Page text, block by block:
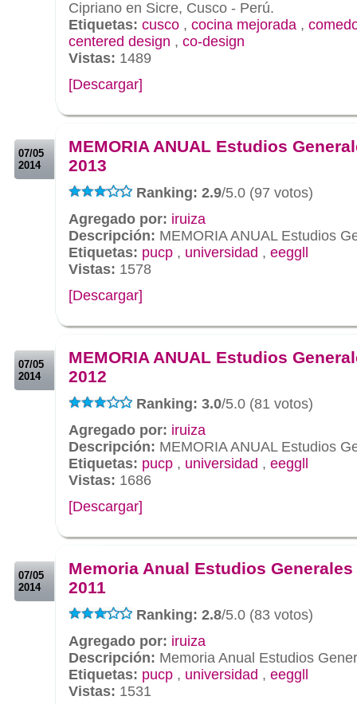
Cipriano en Sicre, Cusco - Perú.
Etiquetas: cusco , cocina mejorada ,
centered design , co-design
Vistas: 1489
[Descargar]
07/05
2014
MEMORIA ANUAL Estudios
2013
Ranking: 2.9/5.0 (97 votos)
Agregado por: iruiza
Descripción: MEMORIA ANUAL Estudios
Etiquetas: pucp , universidad , eeggll
Vistas: 1578
[Descargar]
07/05
2014
MEMORIA ANUAL Estudios
2012
Ranking: 3.0/5.0 (81 votos)
Agregado por: iruiza
Descripción: MEMORIA ANUAL Estudios
Etiquetas: pucp , universidad , eeggll
Vistas: 1686
[Descargar]
07/05
2014
Memoria Anual Estudios
2011
Ranking: 2.8/5.0 (83 votos)
Agregado por: iruiza
Descripción: Memoria Anual Estudios
Etiquetas: pucp , universidad , eeggll
Vistas: 1531